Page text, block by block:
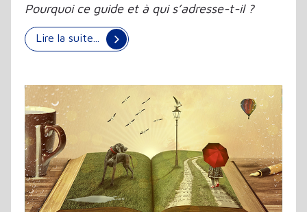
Pourquoi ce guide et à qui s’adresse-t-il ?
Lire la suite...